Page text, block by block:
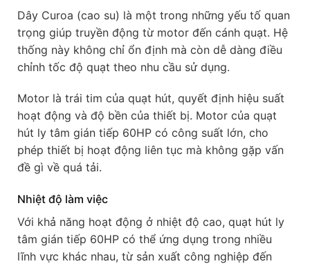
Dây Curoa (cao su) là một trong những yếu tố quan
trọng giúp truyền động từ motor đến cánh quạt. Hệ
thống này không chỉ ổn định mà còn dễ dàng điều
chỉnh tốc độ quạt theo nhu cầu sử dụng.
Motor là trái tim của quạt hút, quyết định hiệu suất
hoạt động và độ bền của thiết bị. Motor của quạt
hút ly tâm gián tiếp 60HP có công suất lớn, cho
phép thiết bị hoạt động liên tục mà không gặp vấn
đề gì về quá tải.
Nhiệt độ làm việc
Với khả năng hoạt động ở nhiệt độ cao, quạt hút ly
tâm gián tiếp 60HP có thể ứng dụng trong nhiều
lĩnh vực khác nhau, từ sản xuất công nghiệp đến